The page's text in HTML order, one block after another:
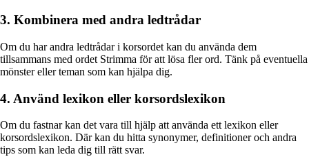
3. Kombinera med andra ledtrådar
Om du har andra ledtrådar i korsordet kan du använda dem
tillsammans med ordet Strimma för att lösa fler ord. Tänk på eventuella
mönster eller teman som kan hjälpa dig.
4. Använd lexikon eller korsordslexikon
Om du fastnar kan det vara till hjälp att använda ett lexikon eller
korsordslexikon. Där kan du hitta synonymer, definitioner och andra
tips som kan leda dig till rätt svar.